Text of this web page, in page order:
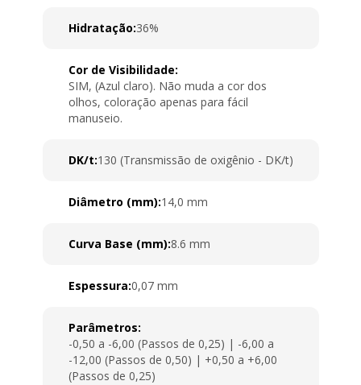
Hidratação:36%
Cor de Visibilidade:
SIM, (Azul claro). Não muda a cor dos
olhos, coloração apenas para fácil
manuseio.
DK/t:130 (Transmissão de oxigênio - DK/t)
Diâmetro (mm):14,0 mm
Curva Base (mm):8.6 mm
Espessura:0,07 mm
Parâmetros:
-0,50 a -6,00 (Passos de 0,25) | -6,00 a
-12,00 (Passos de 0,50) | +0,50 a +6,00
(Passos de 0,25)